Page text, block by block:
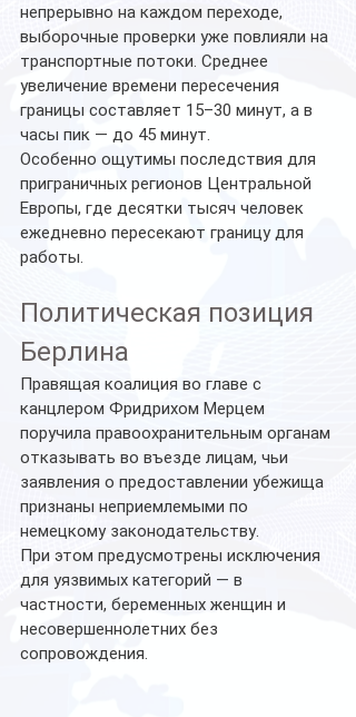
непрерывно на каждом переходе,
выборочные проверки уже повлияли на
транспортные потоки. Среднее
увеличение времени пересечения
границы составляет 15–30 минут, а в
часы пик — до 45 минут.
Особенно ощутимы последствия для
приграничных регионов Центральной
Европы, где десятки тысяч человек
ежедневно пересекают границу для
работы.
Политическая позиция
Берлина
Правящая коалиция во главе с
канцлером Фридрихом Мерцем
поручила правоохранительным органам
отказывать во въезде лицам, чьи
заявления о предоставлении убежища
признаны неприемлемыми по
немецкому законодательству.
При этом предусмотрены исключения
для уязвимых категорий — в
частности, беременных женщин и
несовершеннолетних без
сопровождения.